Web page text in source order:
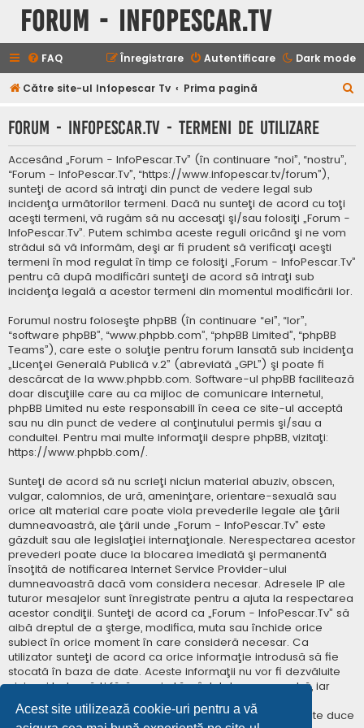
Acest site utilizează cookie-uri pentru a vă
Forum - InfoPescar.Tv
Dark mode
FAQ Autentificare
Înregistrare
Către site-ul Infopescar Tv Prima pagină
t
Forum - InfoPescar.Tv - Termeni de utilizare
Accesând „Forum - InfoPescar.Tv” (în continuare “noi”, “nostru”,
“Forum - InfoPescar.Tv”, “https://www.infopescar.tv/forum”),
sunteţi de acord să intraţi din punct de vedere legal sub
incidenţa următorilor termeni. Dacă nu sunteţi de acord cu toţi
aceşti termeni, vă rugăm să nu accesaţi şi/sau folosiţi „Forum -
InfoPescar.Tv”. Putem schimba aceste reguli oricând şi ne vom
strădui să vă informăm, deşi ar fi prudent să verificaţi aceşti
termeni în mod regulat în timp ce folosiţi „Forum - InfoPescar.Tv”
pentru că după modificări sunteţi de acord să intraţi sub
incidenţa legală a acestor termeni din momentul modificării lor.
Forumul nostru foloseşte phpBB (în continuare “ei”, “lor”,
“software phpBB”, “www.phpbb.com”, “phpBB Limited”, “phpBB
Teams”), care este o soluţie pentru forum lansată sub incidenţa
„Licenţei Generală Publică v.2” (abreviată „GPL”) şi poate fi
descărcat de la www.phpbb.com. Software-ul phpBB facilitează
doar discuţiile care au ca mijloc de comunicare internetul,
phpBB Limited nu este responsabill în ceea ce site-ul acceptă
sau nu din punct de vedere al conţinutului permis şi/sau a
conduitei. Pentru mai multe informaţii despre phpBB, vizitaţi:
https://www.phpbb.com/.
Sunteţi de acord să nu scrieţi niciun material abuziv, obscen,
vulgar, calomnios, de ură, ameninţare, orientare-sexuală sau
orice alt material care poate viola prevederile legale ale ţării
dumneavoastră, ale ţării unde „Forum - InfoPescar.Tv” este
găzduit sau ale legislaţiei internaţionale. Nerespectarea acestor
prevederi poate duce la blocarea imediată şi permanentă
însoţită de notificarea Internet Service Provider-ului
dumneavoastră dacă vom considera necesar. Adresele IP ale
tuturor mesajelor sunt înregistrate pentru a ajuta la respectarea
acestor condiţii. Sunteţi de acord ca „Forum - InfoPescar.Tv” să
aibă dreptul de a şterge, modifica, muta sau închide orice
subiect în orice moment în care consideră necesar. Ca
utilizator sunteţi de acord ca orice informaţie introdusă să fie
stocată în baza de date. Aceste informaţii nu vor fi dezvăluite
niciunei terţe părţi fără consimţământul dumneavoastră, iar
„Forum - InfoPescar.Tv” sau phpBB nu pot fi consideraţi
responsabili pentru vreo încercare de hacking care poate duce